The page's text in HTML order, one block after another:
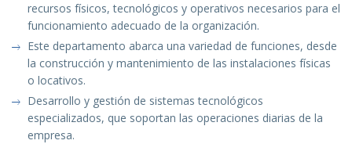
recursos físicos, tecnológicos y operativos necesarios para el
funcionamiento adecuado de la organización.
Este departamento abarca una variedad de funciones, desde
la construcción y mantenimiento de las instalaciones físicas
o locativos.
Desarrollo y gestión de sistemas tecnológicos
especializados, que soportan las operaciones diarias de la
empresa.